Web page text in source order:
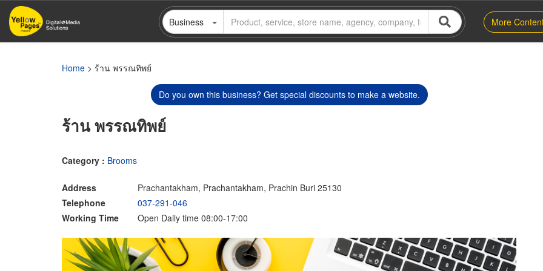
Skip
main
Business More
Home > ร้าน พรรณทิพย์
Do you own this business? Get special discounts to make a website.
ร้าน พรรณทิพย์
Category : Brooms
Address
Prachantakham, Prachantakham, Prachin Buri 25130
Telephone
037-291-046
Working Time
Open Daily time 08:00-17:00